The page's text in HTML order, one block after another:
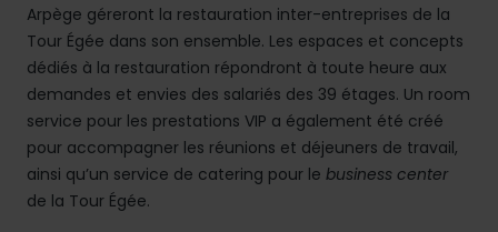
Arpège géreront la restauration inter-entreprises de la
Tour Égée dans son ensemble. Les espaces et concepts
dédiés à la restauration répondront à toute heure aux
demandes et envies des salariés des 39 étages. Un room
service pour les prestations VIP a également été créé
pour accompagner les réunions et déjeuners de travail,
ainsi qu’un service de catering pour le business center
de la Tour Égée.